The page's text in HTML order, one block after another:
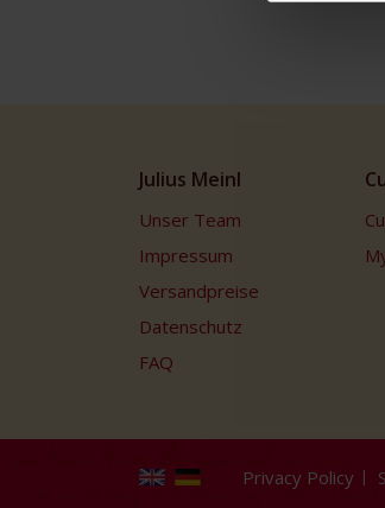
Julius Meinl
Unser Team
Impressum
Versandpreise
Datenschutz
FAQ
Privacy Policy